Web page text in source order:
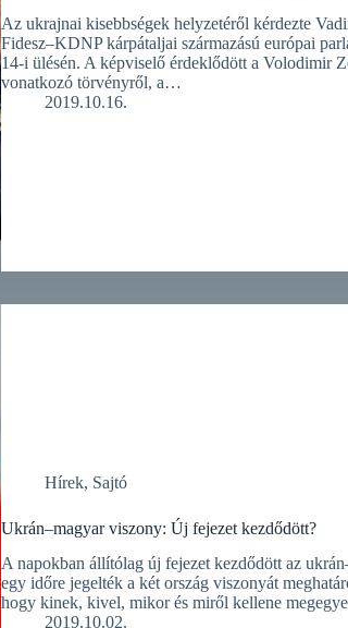
Az ukrajnai kisebbségek helyzetéről kérdezte
Fidesz–KDNP kárpátaljai származású európai
14-i ülésén. A képviselő érdeklődött a Volodimir
vonatkozó törvényről, a…
2019.10.16.
Hírek, Sajtó
Ukrán–magyar viszony: Új fejezet kezdődött?
A napokban állítólag új fejezet kezdődött az
egy időre jegelték a két ország viszonyát
hogy kinek, kivel, mikor és miről kellene
2019.10.02.